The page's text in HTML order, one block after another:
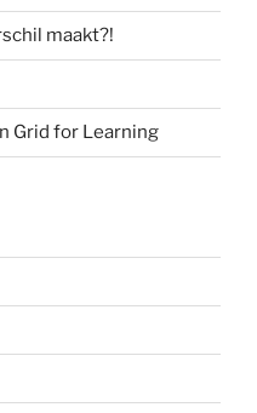
maakt?!
Grid for Learning